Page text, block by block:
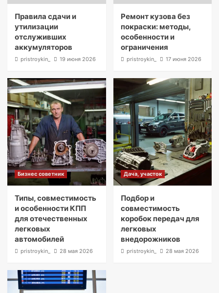
Правила сдачи и
утилизации
отслуживших
аккумуляторов
pristroykin_ 19 июня 2026
Ремонт кузова без
покраски: методы,
особенности и
ограничения
pristroykin_ 17 июня 2026
Бизнес советник
Типы, совместимость
и особенности КПП
для отечественных
легковых
автомобилей
pristroykin_ 28 мая 2026
Дача, участок
Подбор и
совместимость
коробок передач для
легковых
внедорожников
pristroykin_ 28 мая 2026